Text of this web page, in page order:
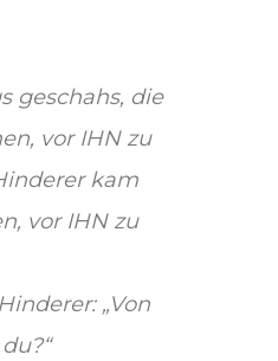
geschahs, die
vor IHN zu
kam
vor IHN zu
„Von